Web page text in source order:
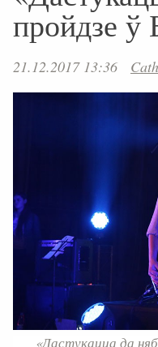
пройдзе ў
21.12.2017 13:36
«Дастукацца да